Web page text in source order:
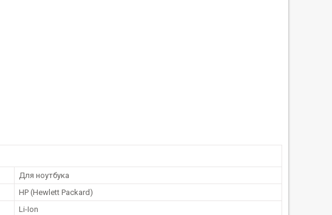
Для ноутбука
HP (Hewlett Packard)
Li-Ion